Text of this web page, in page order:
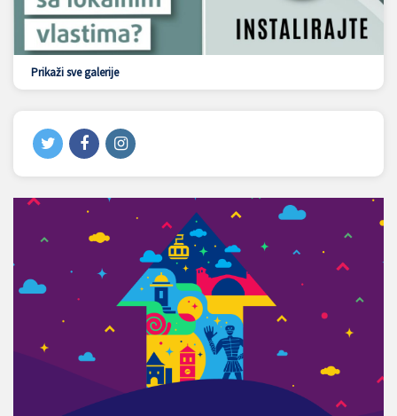
Prikaži sve galerije